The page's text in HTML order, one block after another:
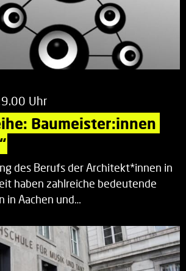
Uhr
Baumeister:innen
des Berufs der Architekt*innen in
haben zahlreiche bedeutende
in Aachen und…